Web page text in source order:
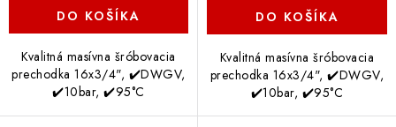
DO KOŠÍKA
Kvalitná masívna šróbovacia
prechodka 16x3/4", ✔️DWGV,
✔️10bar, ✔️95°C
DO KOŠÍKA
Kvalitná masívna šróbovacia
prechodka 16x3/4", ✔️DWGV,
✔️10bar, ✔️95°C